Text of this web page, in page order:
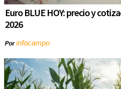
Euro BLUE HOY: precio y
2026
Porinfocampo